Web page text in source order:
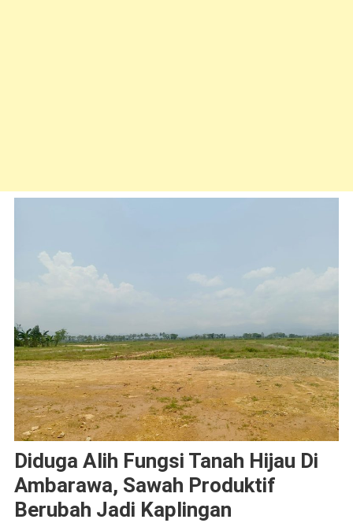
Diduga Alih Fungsi Tanah Hijau Di
Ambarawa, Sawah Produktif
Berubah Jadi Kaplingan